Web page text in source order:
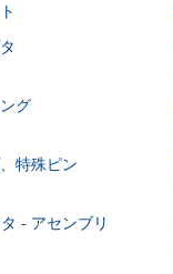
グ
特殊ピン
- アセンブリ